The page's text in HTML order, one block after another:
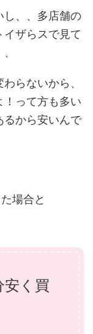
し、、多店舗の
ザらスで見て
らないから、
って方も多い
るから安いんで
場合と
安く買